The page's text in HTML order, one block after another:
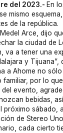
del 2023.- En
mismo
de la república.
Arce, dijo
la ciudad de
va a tener una
y Tijuana”,
a Ahome no
por lo
evento,
bebidas,
de Stereo
cada cierto